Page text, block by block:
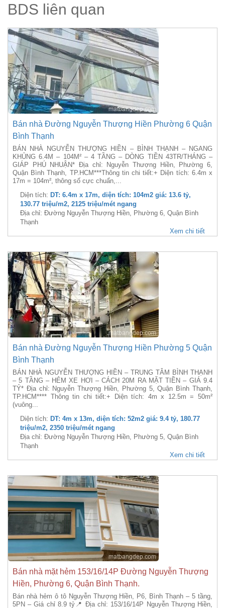
BDS liên quan
Bán nhà Đường Nguyễn Thượng Hiền Phường 6 Quận
Bình Thạnh
BÁN NHÀ NGUYỄN THƯỢNG HIỀN – BÌNH THẠNH – NGANG
KHỦNG 6.4M – 104M² – 4 TẦNG – DÒNG TIỀN 43TR/THÁNG –
GIÁP PHÚ NHUẬN* Địa chỉ: Nguyễn Thượng Hiền, Phường 6,
Quận Bình Thạnh, TP.HCM***Thông tin chi tiết:+ Diện tích: 6.4m x
17m = 104m², thông số cực chuẩn,...
Diện tích: DT: 6.4m x 17m, diện tích: 104m2 giá: 13.6 tỷ,
130.77 triệu/m2, 2125 triệu/mét ngang
Địa chỉ: Đường Nguyễn Thượng Hiền, Phường 6, Quận Bình
Thạnh
Xem chi tiết
Bán nhà Đường Nguyễn Thượng Hiền Phường 5 Quận
Bình Thạnh
BÁN NHÀ NGUYỄN THƯỢNG HIỀN – TRUNG TÂM BÌNH THẠNH
– 5 TẦNG – HẺM XE HƠI – CÁCH 20M RA MẶT TIỀN – GIÁ 9.4
TỶ* Địa chỉ: Nguyễn Thượng Hiền, Phường 5, Quận Bình Thạnh,
TP.HCM**** Thông tin chi tiết:+ Diện tích: 4m x 12.5m = 50m²
(vuông...
Diện tích: DT: 4m x 13m, diện tích: 52m2 giá: 9.4 tỷ, 180.77
triệu/m2, 2350 triệu/mét ngang
Địa chỉ: Đường Nguyễn Thượng Hiền, Phường 5, Quận Bình
Thạnh
Xem chi tiết
Bán nhà mặt hẻm 153/16/14P Đường Nguyễn Thượng
Hiền, Phường 6, Quận Bình Thạnh.
Bán nhà hẻm ô tô Nguyễn Thượng Hiền, P6, Bình Thạnh – 5 tầng,
5PN – Giá chỉ 8.9 tỷ📍 Địa chỉ: 153/16/14P Nguyễn Thượng Hiền,